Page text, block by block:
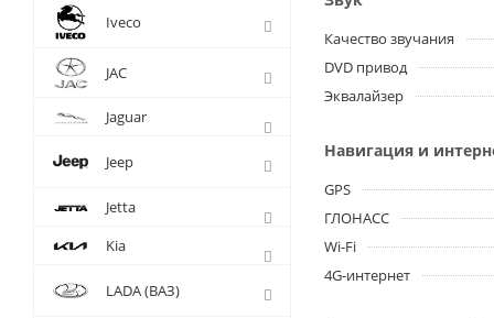
Качество звучания
DVD привод
Эквалайзер
Навигация и
GPS
ГЛОНАСС
Wi-Fi
4G-интернет
Iveco
JAC
Jaguar
Jeep
Jetta
Kia
LADA (ВАЗ)